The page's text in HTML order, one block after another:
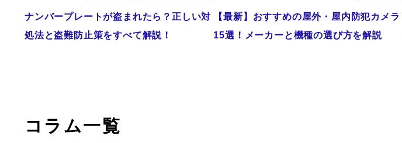
ナンバープレートが盗まれたら？正しい対
処法と盗難防止策をすべて解説！
【最新】おすすめの屋外・屋内防犯カメラ
15選！メーカーと機種の選び方を解説
コラム一覧